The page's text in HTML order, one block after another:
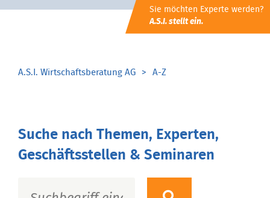
Sie möchten Experte werden?
A.S.I. stellt ein.
A.S.I. Wirtschaftsberatung AG A-Z
Suche nach Themen, Experten,
Geschäftsstellen & Seminaren